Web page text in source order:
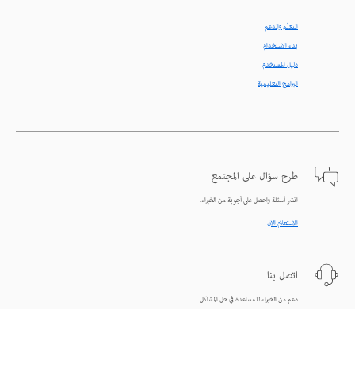
التعلّم والدعم
بدء الاستخدام
دليل المستخدم
البرامج التعليمية
طرح سؤال على المجتمع
انشر أسئلة واحصل على أجوبة من الخبراء.
الاستعلام الآن
اتصل بنا
دعم من الخبراء للمساعدة في حل المشاكل.